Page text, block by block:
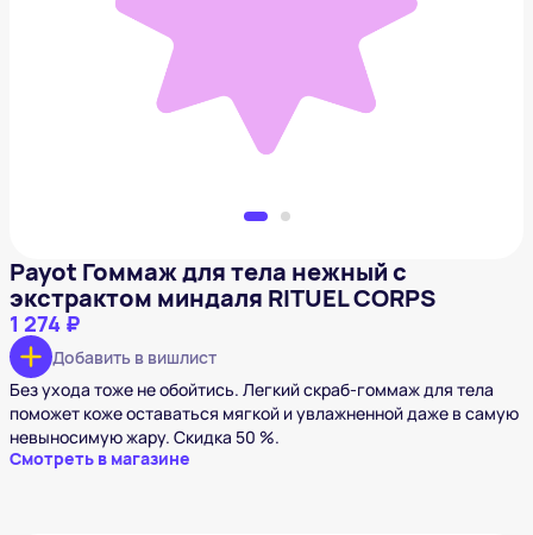
Payot Гоммаж для тела нежный с экстрактом
Payot Гоммаж для тела нежный с
экстрактом миндаля RITUEL CORPS
1 274 ₽
Добавить в вишлист
Без ухода тоже не обойтись. Легкий скраб-гоммаж для тела
поможет коже оставаться мягкой и увлажненной даже в самую
невыносимую жару. Скидка 50 %.
Смотреть в магазине